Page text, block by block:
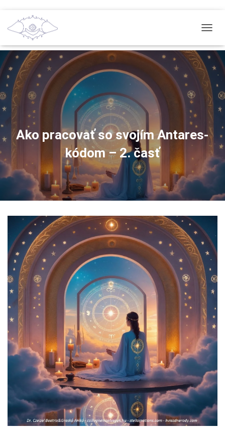
O
G
L
E
N
A
V
G
O
Ako pracovať so svojím Antares-
kódom – 2. časť